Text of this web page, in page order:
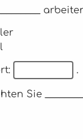
.
Sie